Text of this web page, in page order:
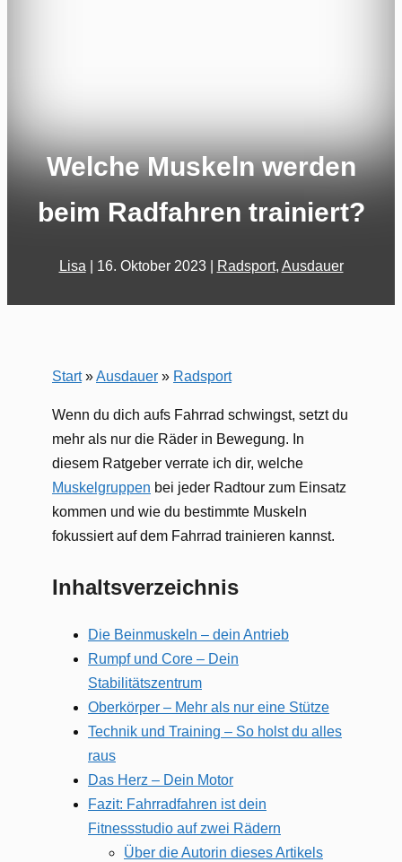
Welche Muskeln werden
beim Radfahren trainiert?
Lisa 16. Oktober 2023| Radsport, Ausdauer
Start»Ausdauer » Radsport
Wenn du dich aufs Fahrrad schwingst, setzt du
mehr als nur die Räder in Bewegung. In
diesem Ratgeber verrate ich dir, welche
Muskelgruppen bei jeder Radtour zum Einsatz
kommen und wie du bestimmte Muskeln
fokussiert auf dem Fahrrad trainieren kannst.
Inhaltsverzeichnis
Die Beinmuskeln – dein Antrieb
Rumpf und Core – Dein
Stabilitätszentrum
Oberkörper – Mehr als nur eine Stütze
Technik und Training – So holst du alles
raus
Das Herz – Dein Motor
Fazit: Fahrradfahren ist dein
Fitnessstudio auf zwei Rädern
Über die Autorin dieses Artikels